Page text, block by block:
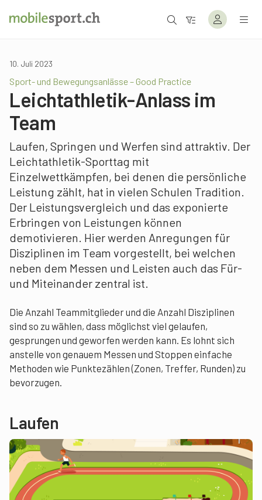
10. Juli 2023
Sport- und Bewegungsanlässe – Good Practice
Leichtathletik-Anlass im
Team
Laufen, Springen und Werfen sind attraktiv. Der
Leichtathletik-Sporttag mit
Einzelwettkämpfen, bei denen die persönliche
Leistung zählt, hat in vielen Schulen Tradition.
Der Leistungsvergleich und das exponierte
Erbringen von Leistungen können
demotivieren. Hier werden Anregungen für
Disziplinen im Team vorgestellt, bei welchen
neben dem Messen und Leisten auch das Für-
und Miteinander zentral ist.
Die Anzahl Teammitglieder und die Anzahl Disziplinen
sind so zu wählen, dass möglichst viel gelaufen,
gesprungen und geworfen werden kann. Es lohnt sich
anstelle von genauem Messen und Stoppen einfache
Methoden wie Punktezählen (Zonen, Treffer, Runden) zu
bevorzugen.
Laufen